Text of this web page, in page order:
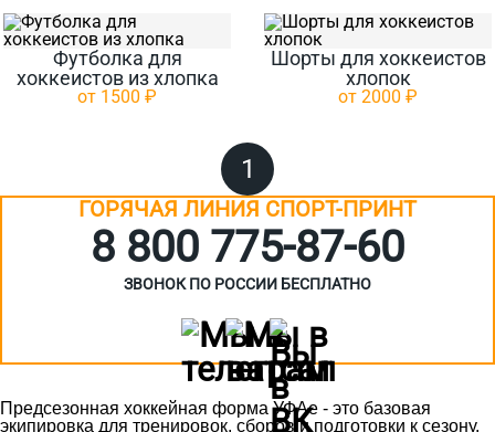
Футболка для
хоккеистов из хлопка
от 1500 ₽
Шорты для хоккеистов
хлопок
от 2000 ₽
1
ГОРЯЧАЯ ЛИНИЯ СПОРТ-ПРИНТ
8 800 775‑87-60
ЗВОНОК ПО РОССИИ БЕСПЛАТНО
Предсезонная хоккейная форма УФАе - это базовая
экипировка для тренировок, сборов и подготовки к сезону.